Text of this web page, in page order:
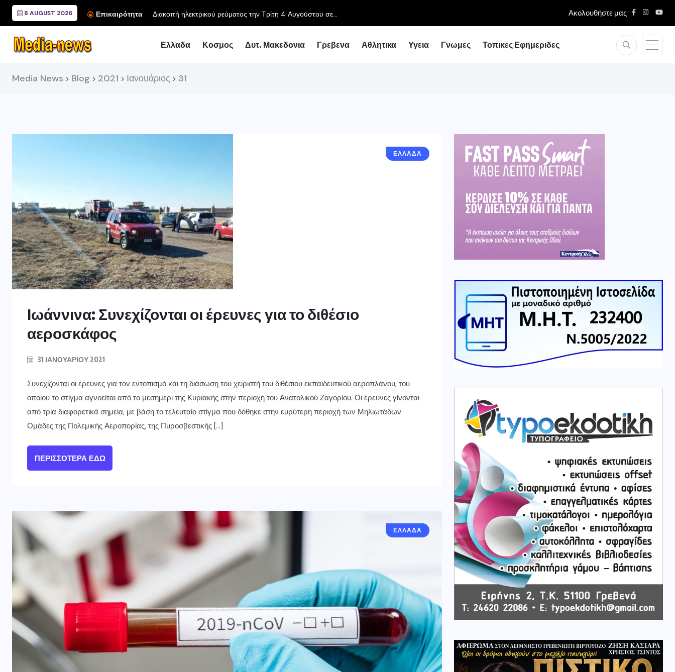
8 AUGUST 2026 Επικαιρότητα Διακοπή ηλεκτρικού ρεύματος την Τρίτη 4 Αυγούστου σε... Ακολουθήστε μας
Ελλαδα Κοσμος Δυτ. Μακεδονια Γρεβενα Αθλητικα Υγεια Γνωμες Τοπικες Εφημεριδες
Media News > Blog > 2021 > Ιανουάριος > 31
ΕΛΛΑΔΑ
Ιωάννινα: Συνεχίζονται οι έρευνες για το διθέσιο
αεροσκάφος
31 ΙΑΝΟΥΑΡΊΟΥ 2021
Συνεχίζονται οι έρευνες για τον εντοπισμό και τη διάσωση του χειριστή του διθέσιου εκπαιδευτικού αεροπλάνου, του
οποίου το στίγμα αγνοείται από το μεσημέρι της Κυριακής στην περιοχή του Ανατολικού Ζαγορίου. Οι έρευνες γίνονται
από τρία διαφορετικά σημεία, με βάση το τελευταίο στίγμα που δόθηκε στην ευρύτερη περιοχή των Μηλιωτάδων.
Ομάδες της Πολεμικής Αεροπορίας, της Πυροσβεστικής […]
ΠΕΡΙΣΣΌΤΕΡΑ ΕΔΏ
ΕΛΛΑΔΑ